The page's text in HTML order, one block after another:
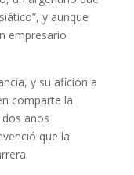
y aunque
empresario
y su afición a
comparte la
años
que la